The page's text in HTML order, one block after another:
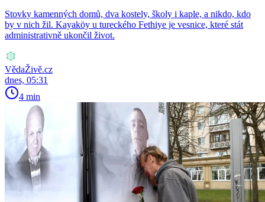
Stovky kamenných domů, dva kostely, školy i kaple, a nikdo, kdo
by v nich žil. Kayaköy u tureckého Fethiye je vesnice, které stát
administrativně ukončil život.
VědaŽivě.cz
dnes, 05:31
4 min